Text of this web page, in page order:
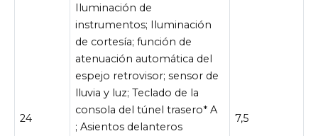
24
Iluminación de
instrumentos; Iluminación
de cortesía; función de
atenuación automática del
espejo retrovisor; sensor de
lluvia y luz; Teclado de la
consola del túnel trasero* A
; Asientos delanteros
7,5